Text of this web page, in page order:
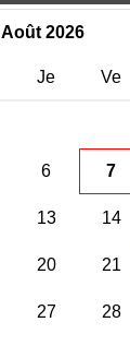
Août 2026
Je Ve
6 7
13 14
20 21
27 28